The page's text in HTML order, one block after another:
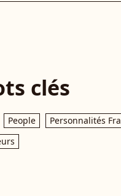
clés
People Personnalités